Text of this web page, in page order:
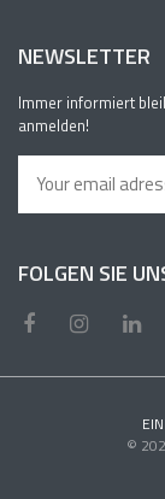
NEWSLETTER
Immer informiert
anmelden!
FOLGEN SIE
©